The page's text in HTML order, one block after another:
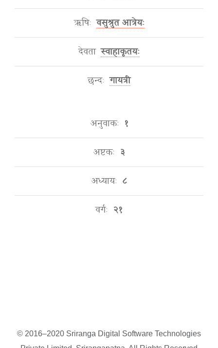
ऋषिः वसुश्रुत आत्रेयः
देवता स्वाहाकृतयः
छन्दः गायत्री
अनुवाकः १
अष्टकः ३
अध्यायः ८
वर्गः २१
© 2016–2020 Sriranga Digital Software Technologies